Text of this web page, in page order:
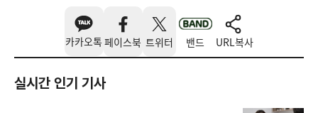
카카오톡 페이스북 트위터 밴드 URL복사
실시간 인기 기사